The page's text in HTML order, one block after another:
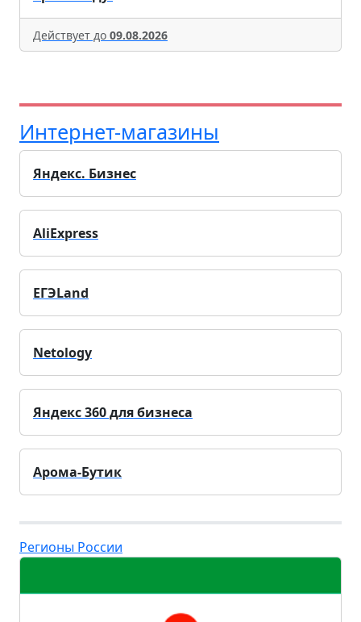
Действует до 09.08.2026
Интернет-магазины
Яндекс. Бизнес
AliExpress
ЕГЭLand
Netology
Яндекс 360 для бизнеса
Арома-Бутик
Регионы России